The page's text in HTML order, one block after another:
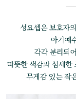
성요셉은 보호자
아기예
각각 분리되
따뜻한 색감과 섬세한
무게감 있는 작